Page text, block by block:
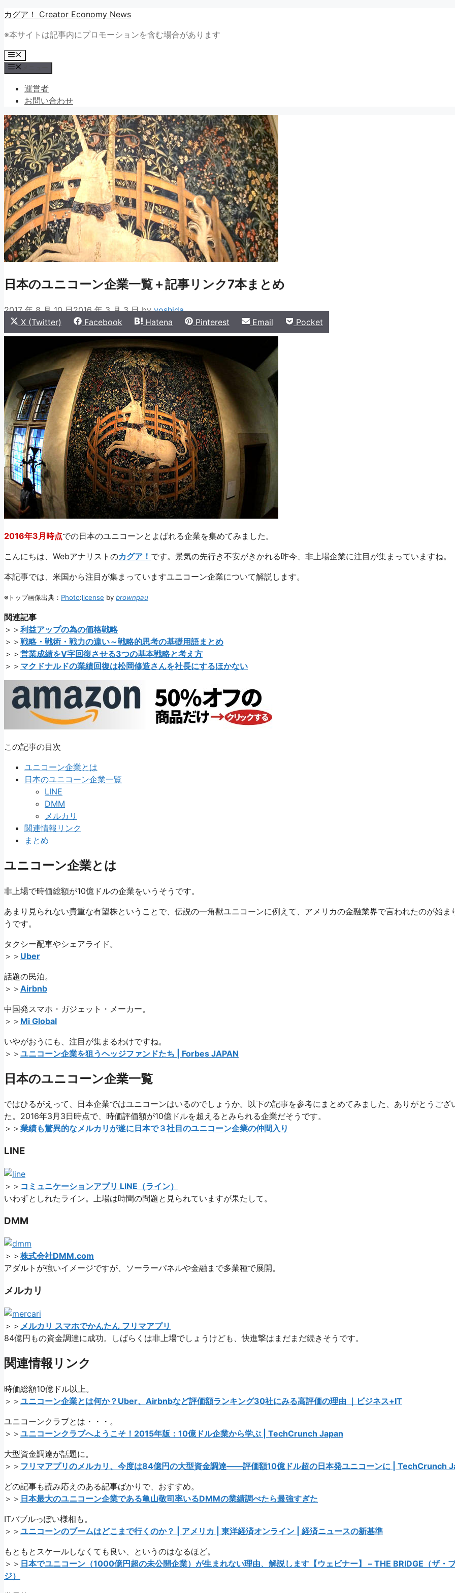
コ
テ
ン
ツ
へ
プ
カグア！ Creator Economy News
※本サイトは記事内にプロモーションを含む場合があります
メ
ニ
ュ
運営者
お問い合わせ
日本のユニコーン企業一覧＋記事リンク7本まとめ
2017 年 8 月 10 日2016 年 3 月 3 日 byyoshida
Share
on
X (Twitter)
Share
on
Facebook
Share
on
Hatena
Share
on
Pinterest
Share
on
Email
Share
on
Pocket
2016年3月時点での日本のユニコーンとよばれる企業を集めてみました。
こんにちは、Webアナリストのカグア！ です。景気の先行き不安がきかれる昨今、非上場企業に注目が集まっていますね。
本記事では、米国から注目が集まっていますユニコーン企業について解説します。
※トップ画像出典： Photo:license by brownpau
関連記事
＞＞ 利益アップの為の価格戦略
＞＞ 戦略・戦術・戦力の違い～戦略的思考の基礎用語まとめ
＞＞ 営業成績をV字回復させる3つの基本戦略と考え方
＞＞ マクドナルドの業績回復は松岡修造さんを社長にするほかない
この記事の目次
ユニコーン企業とは
日本のユニコーン企業一覧
LINE
DMM
メルカリ
関連情報リンク
まとめ
ユニコーン企業とは
非上場で時価総額が10億ドルの企業をいうそうです。
あまり見られない貴重な有望株ということで、伝説の一角獣ユニコーンに例えて、アメリカの金融業界で言われたのが始ま
うです。
タクシー配車やシェアライド。
＞＞ Uber
話題の民泊。
＞＞ Airbnb
中国発スマホ・ガジェット・メーカー。
＞＞ Mi Global
いやがおうにも、注目が集まるわけですね。
＞＞ ユニコーン企業を狙うヘッジファンドたち | Forbes JAPAN
日本のユニコーン企業一覧
ではひるがえって、日本企業ではユニコーンはいるのでしょうか。以下の記事を参考にまとめてみました、ありがとうござ
た。2016年3月3日時点で、時価評価額が10億ドルを超えるとみられる企業だそうです。
＞＞ 業績も驚異的なメルカリが遂に日本で３社目のユニコーン企業の仲間入り
LINE
＞＞ コミュニケーションアプリ LINE（ライン）
いわずとしれたライン。上場は時間の問題と見られていますが果たして。
DMM
＞＞ 株式会社DMM.com
アダルトが強いイメージですが、ソーラーパネルや金融まで多業種で展開。
メルカリ
＞＞ メルカリ スマホでかんたん フリマアプリ
84億円もの資金調達に成功。しばらくは非上場でしょうけども、快進撃はまだまだ続きそうです。
関連情報リンク
時価総額10億ドル以上。
＞＞ ユニコーン企業とは何か？Uber、Airbnbなど評価額ランキング30社にみる高評価の理由 ｜ビジネス+IT
ユニコーンクラブとは・・・。
＞＞ ユニコーンクラブへようこそ！2015年版：10億ドル企業から学ぶ | TechCrunch Japan
大型資金調達が話題に。
＞＞ フリマアプリのメルカリ、今度は84億円の大型資金調達——評価額10億ドル超の日本発ユニコーンに | TechCrunch
どの記事も読み応えのある記事ばかりで、おすすめ。
＞＞ 日本最大のユニコーン企業である亀山敬司率いるDMMの業績調べたら最強すぎた
ITバブルっぽい様相も。
＞＞ ユニコーンのブームはどこまで行くのか？ | アメリカ | 東洋経済オンライン | 経済ニュースの新基準
もともとスケールしなくても良い、というのはなるほど。
＞＞ 日本でユニコーン（1000億円超の未公開企業）が生まれない理由、解説します【ウェビナー】 – THE BRIDGE（ザ・
ジ）